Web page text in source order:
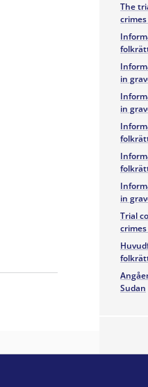
The
in
in
in
Trial
Sudan